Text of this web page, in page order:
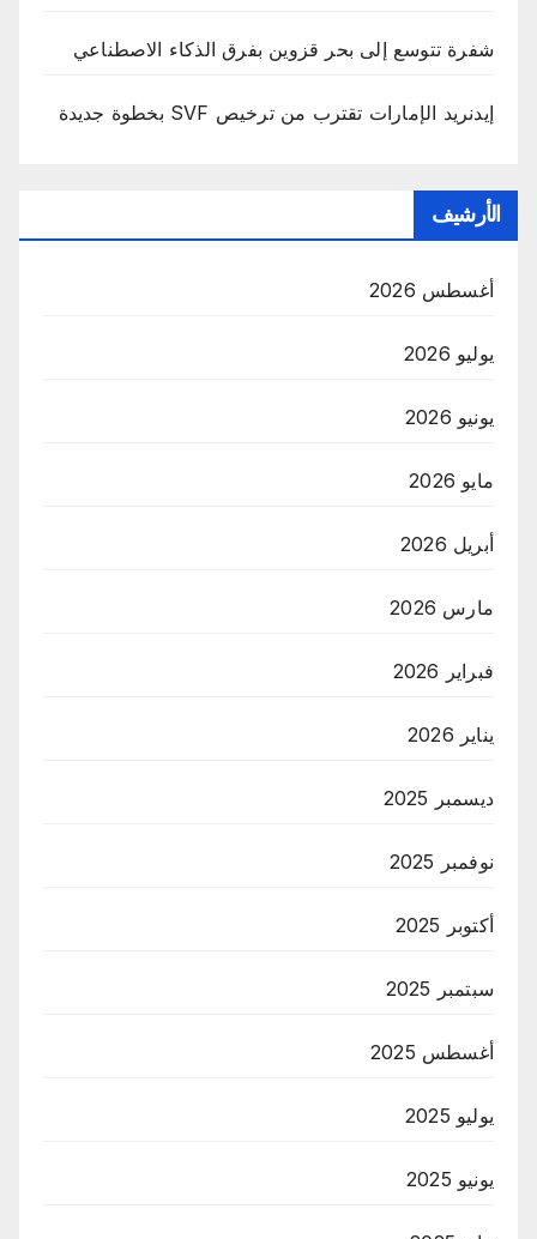
شفرة تتوسع إلى بحر قزوين بفرق الذكاء الاصطناعي
إيدنريد الإمارات تقترب من ترخيص SVF بخطوة جديدة
الأرشيف
أغسطس 2026
يوليو 2026
يونيو 2026
مايو 2026
أبريل 2026
مارس 2026
فبراير 2026
يناير 2026
ديسمبر 2025
نوفمبر 2025
أكتوبر 2025
سبتمبر 2025
أغسطس 2025
يوليو 2025
يونيو 2025